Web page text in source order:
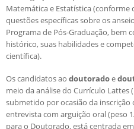
Bolsas
Inscrições recebidas
Exames e arguições
Regimentos e regulamentos
Matemática e Estatística
questões específicas sobre os
Programa de Pós-Graduação, bem
histórico, suas habilidades e
científica).
Os candidatos ao doutoradoe
meio da análise do Currículo Lattes
submetido por ocasião da inscrição
entrevista com arguição oral (peso
para o Doutorado, está centrada